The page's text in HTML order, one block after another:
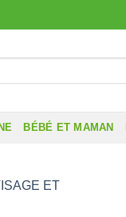
BÉBÉ ET MAMAN